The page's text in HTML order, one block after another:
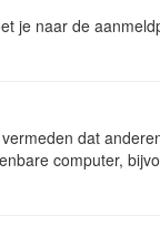
je naar de
dat
computer,